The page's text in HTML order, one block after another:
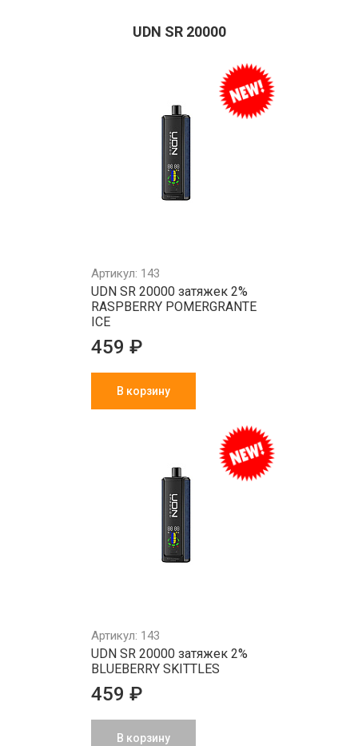
UDN SR 20000
Артикул: 143
UDN SR 20000 затяжек 2%
RASPBERRY POMERGRANTE
ICE
459 ₽
В корзину
Артикул: 143
UDN SR 20000 затяжек 2%
BLUEBERRY SKITTLES
459 ₽
В корзину